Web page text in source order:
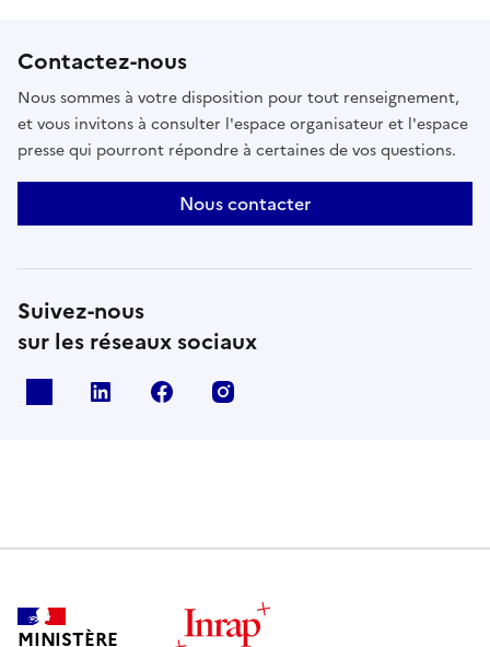
Contactez-nous
Nous sommes à votre disposition pour tout renseignement,
et vous invitons à consulter l'espace organisateur et l'espace
presse qui pourront répondre à certaines de vos questions.
Nous contacter
Suivez-nous
sur les réseaux sociaux
Linkedin Facebook
MINISTÈRE